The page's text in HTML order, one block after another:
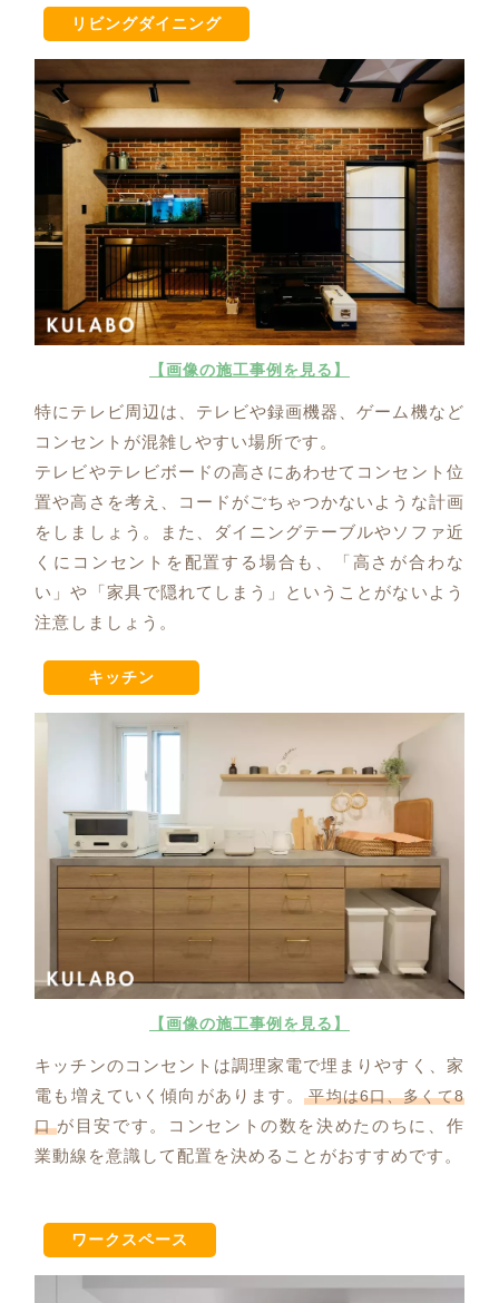
リビングダイニング
【画像の施工事例を見る】
特にテレビ周辺は、テレビや録画機器、ゲーム機など
コンセントが混雑しやすい場所です。
テレビやテレビボードの高さにあわせてコンセント位
置や高さを考え、コードがごちゃつかないような計画
をしましょう。また、ダイニングテーブルやソファ近
くにコンセントを配置する場合も、「高さが合わな
い」や「家具で隠れてしまう」ということがないよう
注意しましょう。
キッチン
【画像の施工事例を見る】
キッチンのコンセントは調理家電で埋まりやすく、家
電も増えていく傾向があります。 平均は6口、多くて8
口 が目安です。コンセントの数を決めたのちに、作
業動線を意識して配置を決めることがおすすめです。
ワークスペース